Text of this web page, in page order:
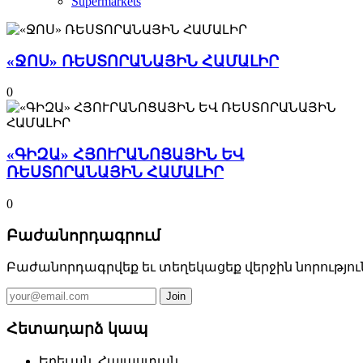
«ՋՈՍ» ՌԵՍՏՈՐԱՆԱՅԻՆ ՀԱՄԱԼԻՐ
0
«ԳԻԶԱ» ՀՅՈՒՐԱՆՈՑԱՅԻՆ ԵՎ
ՌԵՍՏՈՐԱՆԱՅԻՆ ՀԱՄԱԼԻՐ
0
Բաժանորդագրում
Բաժանորդագրվեք եւ տեղեկացեք վերջին
Հետադարձ կապ